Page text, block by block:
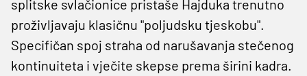
splitske svlačionice pristaše Hajduka trenutno
proživljavaju klasičnu "poljudsku tjeskobu".
Specifičan spoj straha od narušavanja stečenog
kontinuiteta i vječite skepse prema širini kadra.